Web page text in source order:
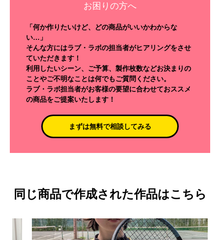
お困りの方へ
「何か作りたいけど、どの商品がいいかわからな
い…」
そんな方にはラブ・ラボの担当者がヒアリングをさせ
ていただきます！
利用したいシーン、ご予算、製作枚数などお決まりの
ことやご不明なことは何でもご質問ください。
ラブ・ラボ担当者がお客様の要望に合わせておススメ
の商品をご提案いたします！
まずは無料で相談してみる
同じ商品で作成された作品はこちら